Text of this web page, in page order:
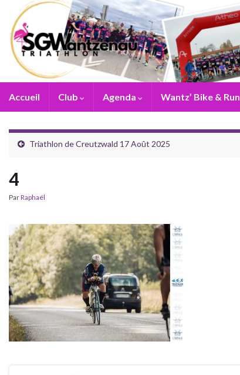
Accueil Club Agenda Wantz’ Bike & Run
Triathlon de Creutzwald 17 Août 2025
4
ParRaphaël